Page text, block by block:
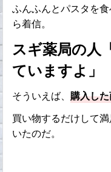
ふんふんとパスタを
ら着信。
スギ薬局の人
ていますよ」
そういえば、購入し
買い物するだけして
いたのだ。